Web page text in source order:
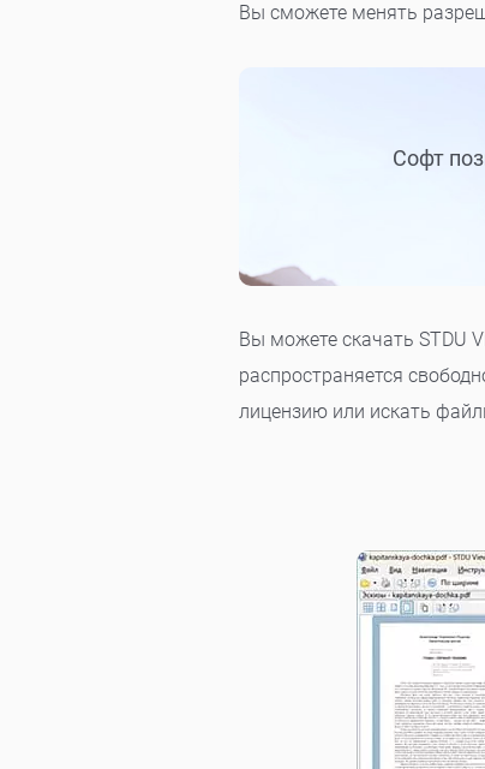
Вы сможете менять
Софт
Вы можете скачать STDU
распространяется
лицензию или искать